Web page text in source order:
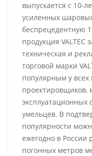
выпускается с 10-
усиленных
беспрецедентную
продукция
техническая и
торговой марки
популярным у всех
проектировщиков,
умельцев. В
популярности
ежегодно в России
погонных метров